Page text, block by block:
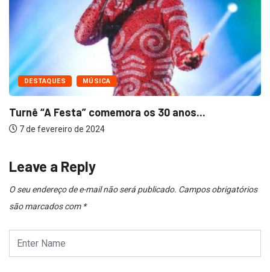
DESTAQUES MÚSICA
Turnê “A Festa” comemora os 30 anos...
7 de fevereiro de 2024
Leave a Reply
O seu endereço de e-mail não será publicado. Campos obrigatórios
são marcados com *